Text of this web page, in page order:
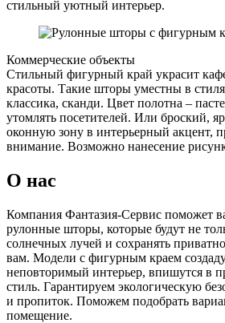
стильный уютный интерьер.
Коммерческие объекты
Стильный фигурный край украсит
красоты. Такие шторы уместны в
классика, сканди. Цвет полотна –
утомлять посетителей. Или броский,
оконную зону в интерьерный акцент,
внимание. Возможно нанесение
О нас
Компания Фантазия-Сервис поможет
рулонные шторы, которые будут не
солнечных лучей и сохранять
вам. Модели с фигурным краем
неповторимый интерьер, впишутся в
стиль. Гарантируем экологическую
и пропиток. Поможем подобрать
помещение.